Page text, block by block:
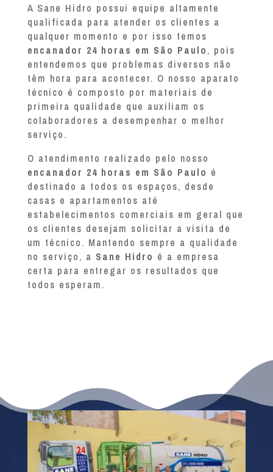
A Sane Hidro possui equipe altamente
qualificada para atender os clientes a
qualquer momento e por isso temos
encanador 24 horas em São Paulo, pois
entendemos que problemas diversos não
têm hora para acontecer. O nosso aparato
técnico é composto por materiais de
primeira qualidade que auxiliam os
colaboradores a desempenhar o melhor
serviço.
O atendimento realizado pelo nosso
encanador 24 horas em São Paulo é
destinado a todos os espaços, desde
casas e apartamentos até
estabelecimentos comerciais em geral que
os clientes desejam solicitar a visita de
um técnico. Mantendo sempre a qualidade
no serviço, a Sane Hidro é a empresa
certa para entregar os resultados que
todos esperam.